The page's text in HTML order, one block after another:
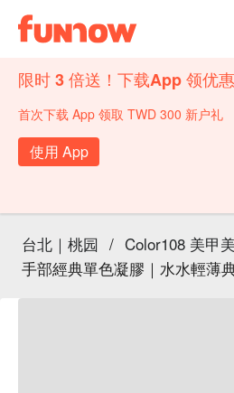
限时 3 倍送！下载App 领优惠
首次下载 App 领取 TWD 300 新户礼
使用 App
台北｜桃园 / Color108 美甲
手部經典單色凝膠｜水水輕薄